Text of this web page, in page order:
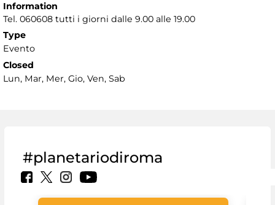
Information
Tel. 060608 tutti i giorni dalle 9.00 alle 19.00
Type
Evento
Closed
Lun, Mar, Mer, Gio, Ven, Sab
#planetariodiroma